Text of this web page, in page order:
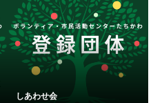
しあわせ会